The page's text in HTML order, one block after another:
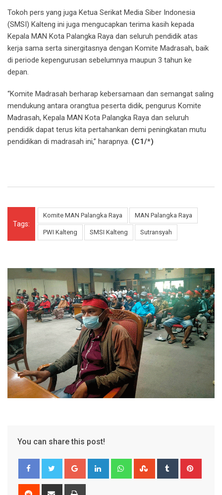
Tokoh pers yang juga Ketua Serikat Media Siber Indonesia
(SMSI) Kalteng ini juga mengucapkan terima kasih kepada
Kepala MAN Kota Palangka Raya dan seluruh pendidik atas
kerja sama serta sinergitasnya dengan Komite Madrasah, baik
di periode kepengurusan sebelumnya maupun 3 tahun ke
depan.
“Komite Madrasah berharap kebersamaan dan semangat saling
mendukung antara orangtua peserta didik, pengurus Komite
Madrasah, Kepala MAN Kota Palangka Raya dan seluruh
pendidik dapat terus kita pertahankan demi peningkatan mutu
pendidikan di madrasah ini,” harapnya. (C1/*)
Tags:
Komite MAN Palangka Raya MAN Palangka Raya
PWI Kalteng SMSI Kalteng Sutransyah
You can share this post!
Google+ LinkedIn WhatsappStumbleUpon
Tumblr
Reddit
Share